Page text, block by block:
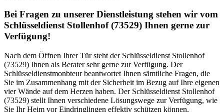
Bei Fragen zu unserer Dienstleistung stehen wir vom
Schlüsseldienst Stollenhof (73529) Ihnen gerne zur
Verfügung!
Nach dem Öffnen Ihrer Tür steht der Schlüsseldienst Stollenhof
(73529) Ihnen als Berater sehr gerne zur Verfügung. Der
Schlüsseldienstmonbteur beantwortet Ihnen sämtliche Fragen, die
Sie im Zusammenhang mit der Sicherheit im Bezug auf Ihre eigenen
vier Wände auf dem Herzen haben. Der Schlüsseldienst Stollenhof
(73529) stellt Ihnen verschiedene Lösungswege zur Verfügung, wie
Sie Ihr Heim vor Eindringlingen effektiv schützen können.